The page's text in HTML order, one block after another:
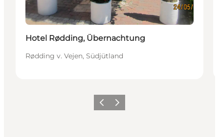
Hotel Rødding, Übernachtung
Rødding v. Vejen, Südjütland
ZurückWeiter